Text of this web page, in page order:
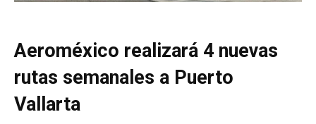
Aeroméxico realizará 4 nuevas
rutas semanales a Puerto
Vallarta